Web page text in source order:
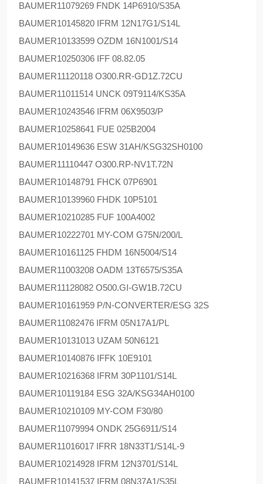
BAUMER11079269 FNDK 14P6910/S35A
BAUMER10145820 IFRM 12N17G1/S14L
BAUMER10133599 OZDM 16N1001/S14
BAUMER10250306 IFF 08.82.05
BAUMER11120118 O300.RR-GD1Z.72CU
BAUMER11011514 UNCK 09T9114/KS35A
BAUMER10243546 IFRM 06X9503/P
BAUMER10258641 FUE 025B2004
BAUMER10149636 ESW 31AH/KSG32SH0100
BAUMER11110447 O300.RP-NV1T.72N
BAUMER10148791 FHCK 07P6901
BAUMER10139960 FHDK 10P5101
BAUMER10210285 FUF 100A4002
BAUMER10222701 MY-COM G75N/200/L
BAUMER10161125 FHDM 16N5004/S14
BAUMER11003208 OADM 13T6575/S35A
BAUMER11128082 O500.GI-GW1B.72CU
BAUMER10161959 P/N-CONVERTER/ESG 32S
BAUMER11082476 IFRM 05N17A1/PL
BAUMER10131013 UZAM 50N6121
BAUMER10140876 IFFK 10E9101
BAUMER10216368 IFRM 30P1101/S14L
BAUMER10119184 ESG 32A/KSG34AH0100
BAUMER10210109 MY-COM F30/80
BAUMER11079994 ONDK 25G6911/S14
BAUMER11016017 IFRR 18N33T1/S14L-9
BAUMER10214928 IFRM 12N3701/S14L
BAUMER10141537 IFRM 08N37A1/S35L